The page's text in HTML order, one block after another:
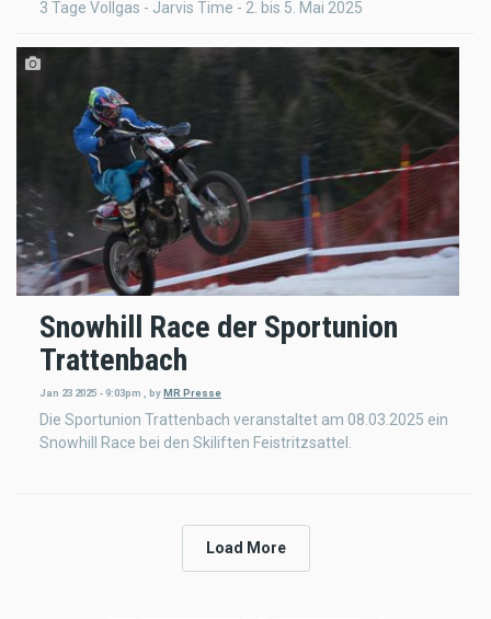
3 Tage Vollgas - Jarvis Time - 2. bis 5. Mai 2025
Snowhill Race der Sportunion
Trattenbach
Jan 23 2025 - 9:03pm byMR Presse
Die Sportunion Trattenbach veranstaltet am 08.03.2025 ein
Snowhill Race bei den Skiliften Feistritzsattel.
Load More